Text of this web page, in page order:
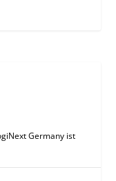
Germany ist